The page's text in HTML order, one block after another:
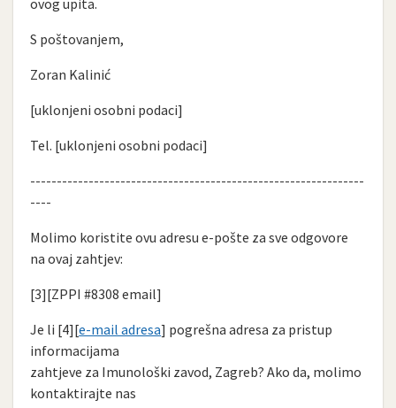
S poštovanjem,
Zoran Kalinić
[uklonjeni osobni podaci]
Tel. [uklonjeni osobni podaci]
---------------------------------------------------------------
----
Molimo koristite ovu adresu e-pošte za sve odgovore
na ovaj zahtjev:
[3][ZPPI #8308 email]
Je li [4][e-mail adresa] pogrešna adresa za pristup
informacijama
zahtjeve za Imunološki zavod, Zagreb? Ako da, molimo
kontaktirajte nas